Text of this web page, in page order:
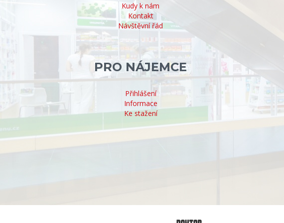
Kudy k nám
Kontakt
Návštěvní řád
PRO NÁJEMCE
Přihlášení
Informace
Ke stažení